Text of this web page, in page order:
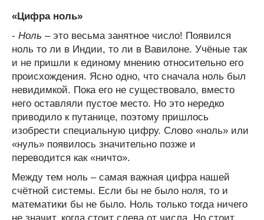
«Цифра ноль»
- Ноль – это весьма занятное число! Появился
ноль то ли в Индии, то ли в Вавилоне. Учёные так
и не пришли к единому мнению относительно его
происхождения. Ясно одно, что сначала ноль был
невидимкой. Пока его не существовало, вместо
него оставляли пустое место. Но это нередко
приводило к путанице, поэтому пришлось
изобрести специальную цифру. Слово «ноль» или
«нуль» появилось значительно позже и
переводится как «ничто».
Между тем ноль – самая важная цифра нашей
счётной системы. Если бы не было ноля, то и
математики бы не было. Ноль только тогда ничего
не значит, когда стоит слева от числа. Но стоит